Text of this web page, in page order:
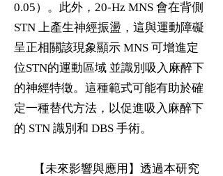
0.05）。此外，20-Hz MNS 會在背側
STN 上產生神經振盪，這與運動障礙
呈正相關該現象顯示 MNS 可增進定
位STN的運動區域 並識別吸入麻醉下
的神經特徵。這種範式可能有助於確
定一種替代方法，以促進吸入麻醉下
的 STN 識別和 DBS 手術。
【未來影響與應用】透過本研究